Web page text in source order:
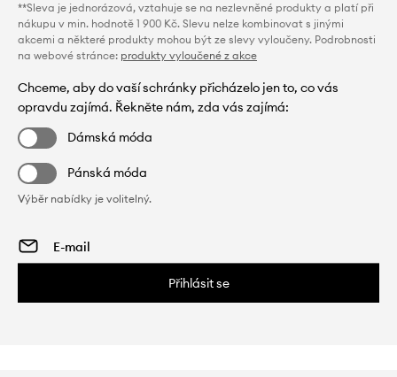
**Sleva je jednorázová, vztahuje se na nezlevněné produkty a platí při
nákupu v min. hodnotě 1 900 Kč. Slevu nelze kombinovat s jinými
akcemi a některé produkty mohou být ze slevy vyloučeny. Podrobnosti
na webové stránce: produkty vyloučené z akce
Chceme, aby do vaší schránky přicházelo jen to, co vás
opravdu zajímá. Řekněte nám, zda vás zajímá:
Dámská móda
Pánská móda
Výběr nabídky je volitelný.
Přihlásit se